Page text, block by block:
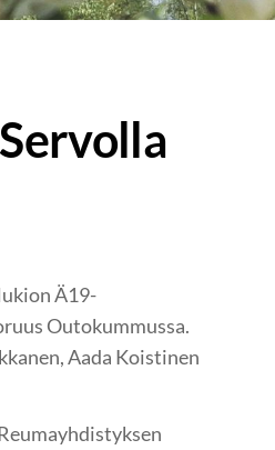
Ä19-
Outokummussa.
Aada Koistinen